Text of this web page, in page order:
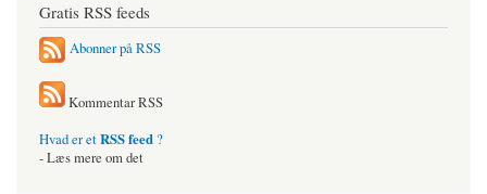
Gratis RSS feeds
Abonner på RSS
Kommentar RSS
Hvad er etRSS feed ?
- Læs mere om det